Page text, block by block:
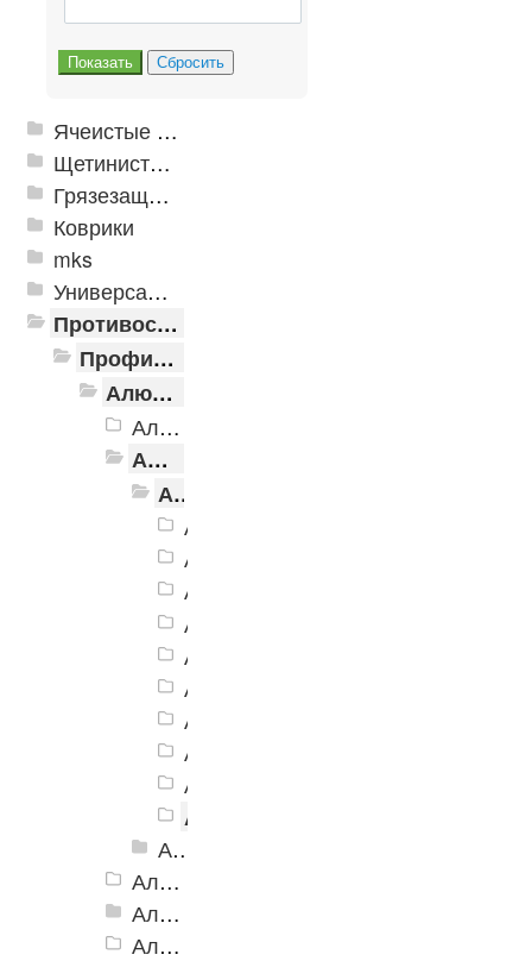
Ячеистые грязезащитные покрытия
Щетинистые покрытия
Грязезащитные, влаговпитывающие покрытия
Коврики
mks
Универсальные модульные покрытия
Противоскользящая защита для лестниц, профили, ленты
Профили алюминиевые с резиновой вставкой
Алюминиевая полоса с резиновыми вставками
Алюминиевая Полоса с резиновой вставкой АП-32 Евро, 2500мм
Алюминиевая Полоса с резиновой вставкой АП-40
Алюминиевая Полоса с резиновой вставкой АП-40 Без покрытия
Алюминиевая Полоса АП-40
Алюминиевая Полоса АП-40
Алюминиевая Полоса АП-40
Алюминиевая Полоса АП-40
Алюминиевая Полоса АП-40
Алюминиевая Полоса АП-40
Алюминиевая Полоса АП-40
Алюминиевая Полоса АП-40
Алюминиевая Полоса АП-40
Алюминиевая Полоса АП-40
Алюминиевая Полоса с резиновой вставкой АП-40 Анадированные
Алюминиевая Полоса с резиновой вставкой АП-42 Евро, 2500мм
Алюминиевая Полоса с резиновой вставкой АП-46
Алюминиевая Полоса АП-46 (с клеевой основой)